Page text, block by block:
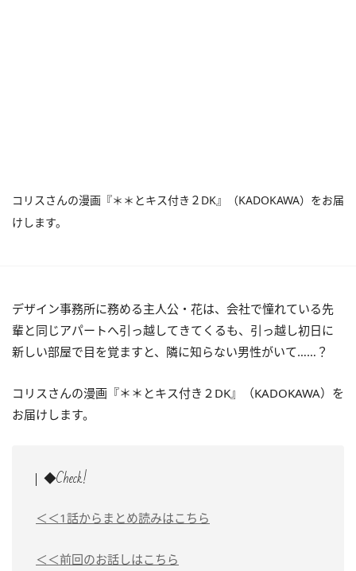
コリスさんの漫画『＊＊とキス付き２DK』（KADOKAWA）をお届
けします。
デザイン事務所に務める主人公・花は、会社で憧れている先
輩と同じアパートへ引っ越してきてくるも、引っ越し初日に
新しい部屋で目を覚ますと、隣に知らない男性がいて……？
コリスさんの漫画『＊＊とキス付き２DK』（KADOKAWA）を
お届けします。
◆Check!
＜＜1話からまとめ読みはこちら
＜＜前回のお話しはこちら